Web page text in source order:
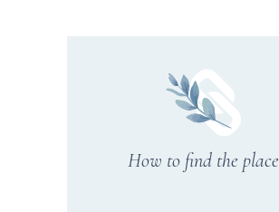
How to find the place